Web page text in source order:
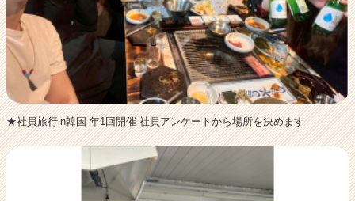
★社員旅行in韓国 年1回開催 社員アンケートから場所を決めます